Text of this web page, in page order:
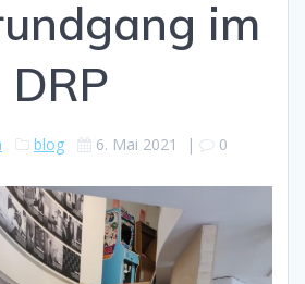
im
DRP
blog 6. Mai 2021 | 0